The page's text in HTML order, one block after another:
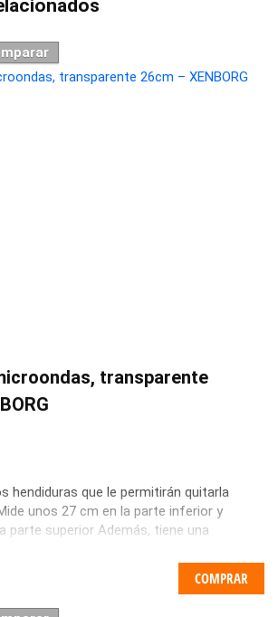
transparente
hendiduras que le permitirán quitarla
unos 27 cm en la parte inferior y
parte superior Además, tiene una
COMPRAR